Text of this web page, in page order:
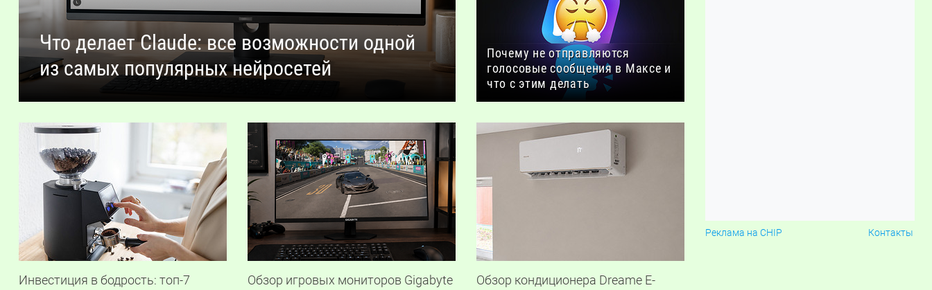
Что делает Сlaude: все возможности одной
из самых популярных нейросетей
Почему не отправляются
голосовые сообщения в Максе и
что с этим делать
Инвестиция в бодрость: топ-7
Обзор игровых мониторов Gigabyte
Обзор кондиционера Dreame E-
Реклама на CHIP Контакты